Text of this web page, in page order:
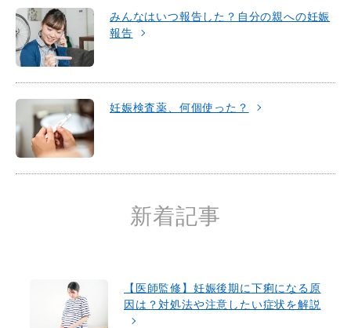
みんなはいつ報告した？自分の親への妊娠
報告
妊娠検査薬、何個使った？
新着記事
【医師監修】妊娠後期に下痢になる原
因は？対処法や注意したい症状を解説